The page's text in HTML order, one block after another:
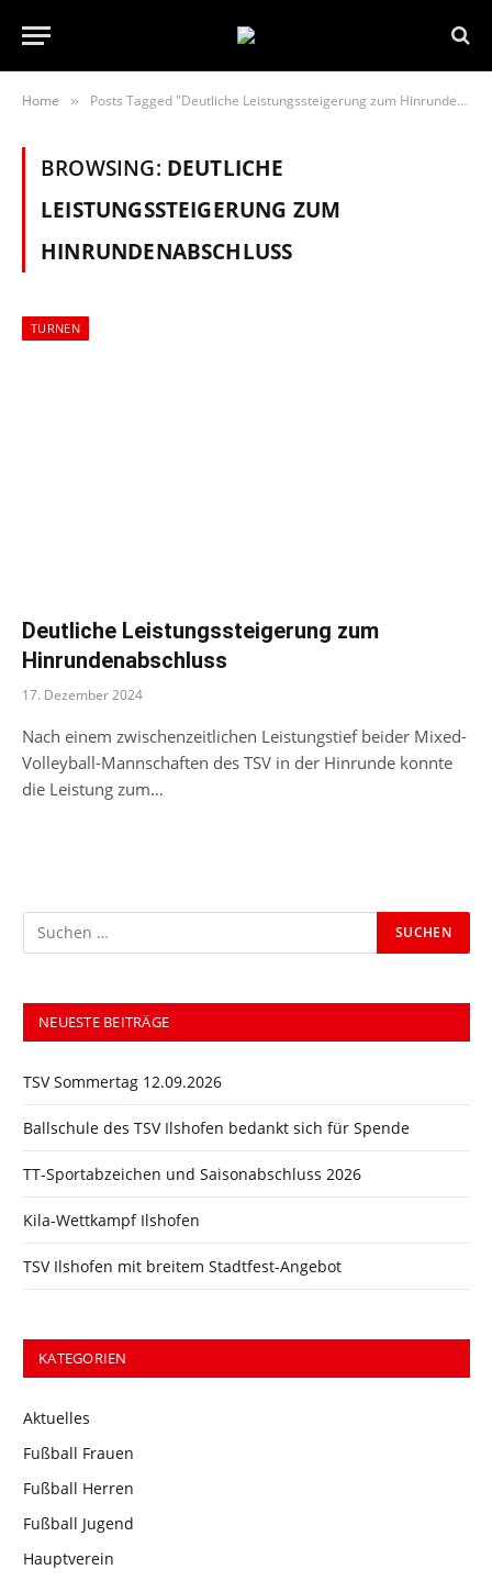
Home » Posts Tagged "Deutliche Leistungssteigerung zum Hinrundenabschluss"
BROWSING: DEUTLICHE
LEISTUNGSSTEIGERUNG ZUM
HINRUNDENABSCHLUSS
TURNEN
Deutliche Leistungssteigerung zum
Hinrundenabschluss
17. Dezember 2024
Nach einem zwischenzeitlichen Leistungstief beider Mixed-
Volleyball-Mannschaften des TSV in der Hinrunde konnte
die Leistung zum…
NEUESTE BEITRÄGE
TSV Sommertag 12.09.2026
Ballschule des TSV Ilshofen bedankt sich für Spende
TT-Sportabzeichen und Saisonabschluss 2026
Kila-Wettkampf Ilshofen
TSV Ilshofen mit breitem Stadtfest-Angebot
KATEGORIEN
Aktuelles
Fußball Frauen
Fußball Herren
Fußball Jugend
Hauptverein